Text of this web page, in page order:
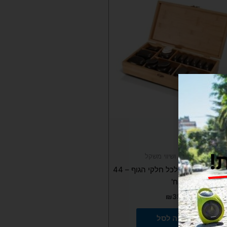
פיזיותרפיה ושיווי משקל
ערכת אבנים חמות לכל חלקי הגוף – 44
יח'
₪359
הוספה לסל